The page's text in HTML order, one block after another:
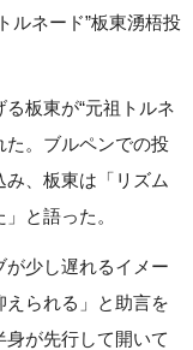
ルネード”板東湧梧投
板東が“元祖トルネ
た。ブルペンでの投
、板東は「リズム
と語った。
少し遅れるイメー
られる」と助言を
が先行して開いて